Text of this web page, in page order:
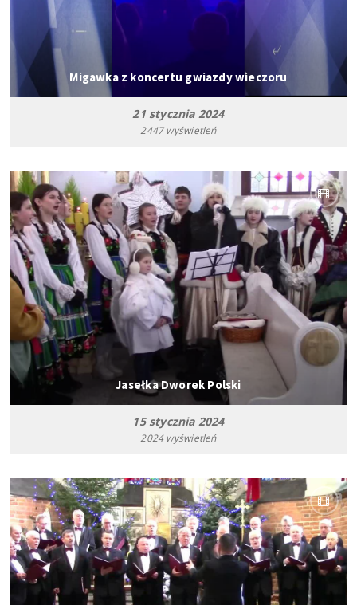
Migawka z koncertu gwiazdy wieczoru
21 stycznia 2024
2447 wyświetleń
Jasełka Dworek Polski
15 stycznia 2024
2024 wyświetleń